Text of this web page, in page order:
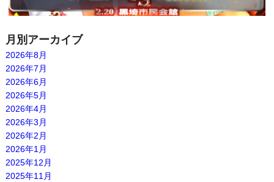
月別アーカイブ
2026年8月
2026年7月
2026年6月
2026年5月
2026年4月
2026年3月
2026年2月
2026年1月
2025年12月
2025年11月